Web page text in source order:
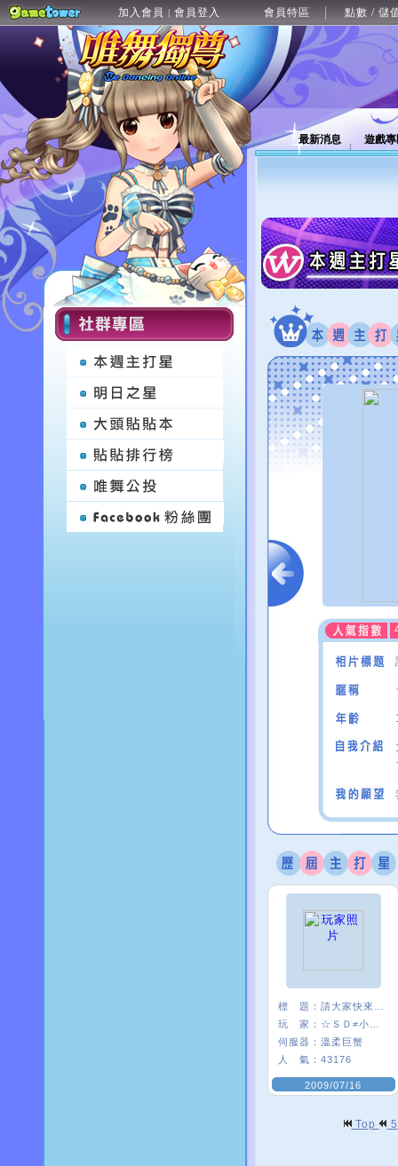
加入會員 | 會員登入 會員特區 點數 / 儲
最新消息 遊戲
標 題：
玩 家：
伺服器： 溫柔巨蟹
人 氣： 43176
2009/07/16
Top 5